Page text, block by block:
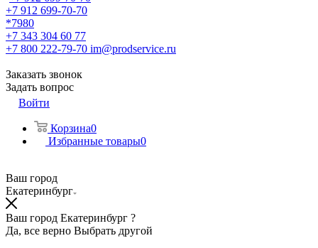
+7 912 699-70-70
*7980
+7 343 304 60 77
+7 800 222-79-70 im@prodservice.ru
Заказать звонок
Задать вопрос
Войти
Корзина0
Избранные товары0
Ваш город
Екатеринбург
Ваш город Екатеринбург ?
Да, все верно Выбрать другой